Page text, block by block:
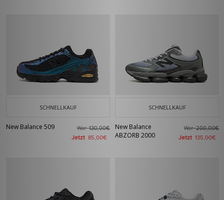
SCHNELLKAUF
New Balance 509 War130,00€
Jetzt 85,00€
SCHNELLKAUF
New Balance
ABZORB 2000
War200,00€
Jetzt 135,00€